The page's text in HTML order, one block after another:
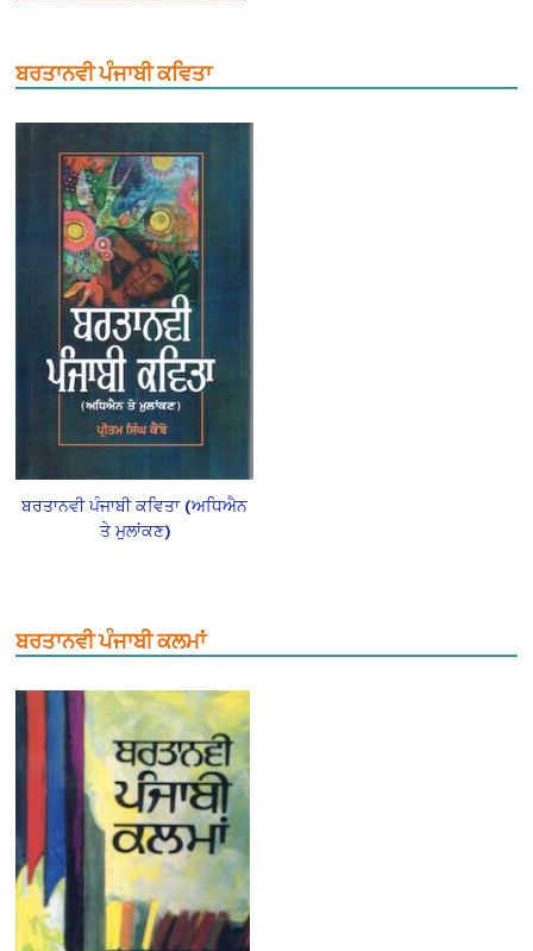
ਬਰਤਾਨਵੀ ਪੰਜਾਬੀ ਕਵਿਤਾ
ਬਰਤਾਨਵੀ ਪੰਜਾਬੀ ਕਵਿਤਾ (ਅਧਿਐਨ
ਤੇ ਮੁਲਾਂਕਣ)
ਬਰਤਾਨਵੀ ਪੰਜਾਬੀ ਕਲਮਾਂ